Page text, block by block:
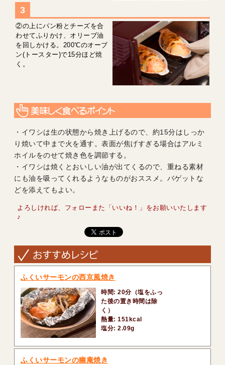
②の上にパン粉とチーズを合
わせてふりかけ、オリーブ油
を回しかける。200℃のオーブ
ン(トースター)で15分ほど焼
く。
・イワシは生の状態から焼き上げるので、約15分はしっか
り焼いて中まで火を通す。表面が焦げすぎる場合はアルミ
ホイルをのせて焼き色を調節する。
・イワシは焼くとおいしい油が出てくるので、重ねる素材
にも油を吸ってくれるようなものがおススメ。バゲットな
どを添えてもよい。
よろしければ、フォローまた「いいね！」をお願いいたします
♪
ふくいサーモンの西京風焼き
時間: 20分（塩をふっ
た後の置き時間は除
く）
熱量: 151kcal
塩分: 2.09g
ふくいサーモンの幽庵焼き